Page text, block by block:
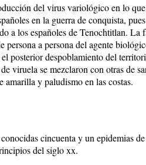
del virus variológico en lo
en la guerra de conquista,
a los españoles de Tenochtitlan.
persona a persona del agente
posterior despoblamiento del
viruela se mezclaron con otras de
y paludismo en las costas.
cincuenta y un epidemias
del siglo xx.